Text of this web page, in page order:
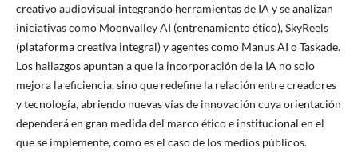
creativo audiovisual integrando herramientas de IA y se analizan
iniciativas como Moonvalley AI (entrenamiento ético), SkyReels
(plataforma creativa integral) y agentes como Manus AI o Taskade.
Los hallazgos apuntan a que la incorporación de la IA no solo
mejora la eficiencia, sino que redefine la relación entre creadores
y tecnología, abriendo nuevas vías de innovación cuya orientación
dependerá en gran medida del marco ético e institucional en el
que se implemente, como es el caso de los medios públicos.